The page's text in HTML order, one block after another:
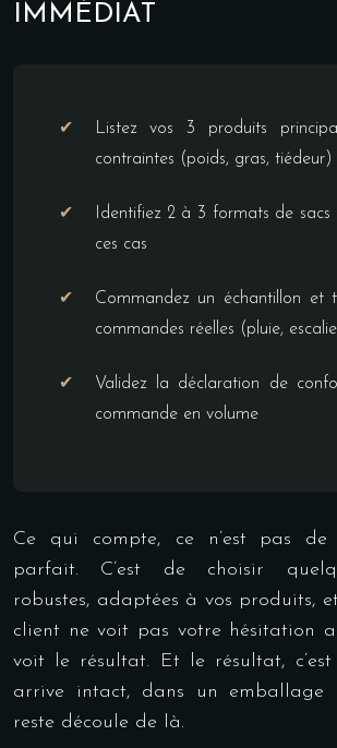
IMMÉDIAT
Listez vos 3 produits
contraintes (poids, gras, tiédeur)
Identifiez 2 à 3 formats de sacs
ces cas
Commandez un échantillon et
commandes réelles (pluie,
Validez la déclaration de
commande en volume
Ce qui compte, ce n’est pas
parfait. C’est de choisir
robustes, adaptées à vos produits,
client ne voit pas votre hésitation
voit le résultat. Et le résultat,
arrive intact, dans un emballage
reste découle de là.